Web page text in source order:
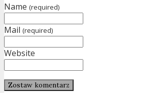
Name (required)
Mail (required)
Website